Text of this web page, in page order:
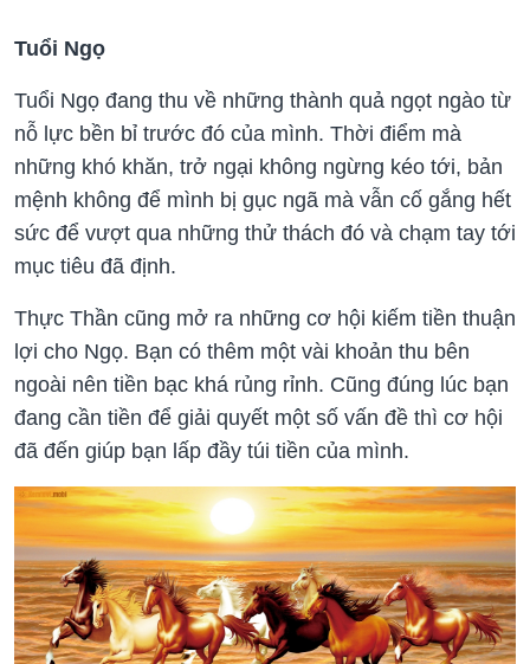
Tuổi Ngọ
Tuổi Ngọ đang thu về những thành quả ngọt ngào từ
nỗ lực bền bỉ trước đó của mình. Thời điểm mà
những khó khăn, trở ngại không ngừng kéo tới, bản
mệnh không để mình bị gục ngã mà vẫn cố gắng hết
sức để vượt qua những thử thách đó và chạm tay tới
mục tiêu đã định.
Thực Thần cũng mở ra những cơ hội kiếm tiền thuận
lợi cho Ngọ. Bạn có thêm một vài khoản thu bên
ngoài nên tiền bạc khá rủng rỉnh. Cũng đúng lúc bạn
đang cần tiền để giải quyết một số vấn đề thì cơ hội
đã đến giúp bạn lấp đầy túi tiền của mình.